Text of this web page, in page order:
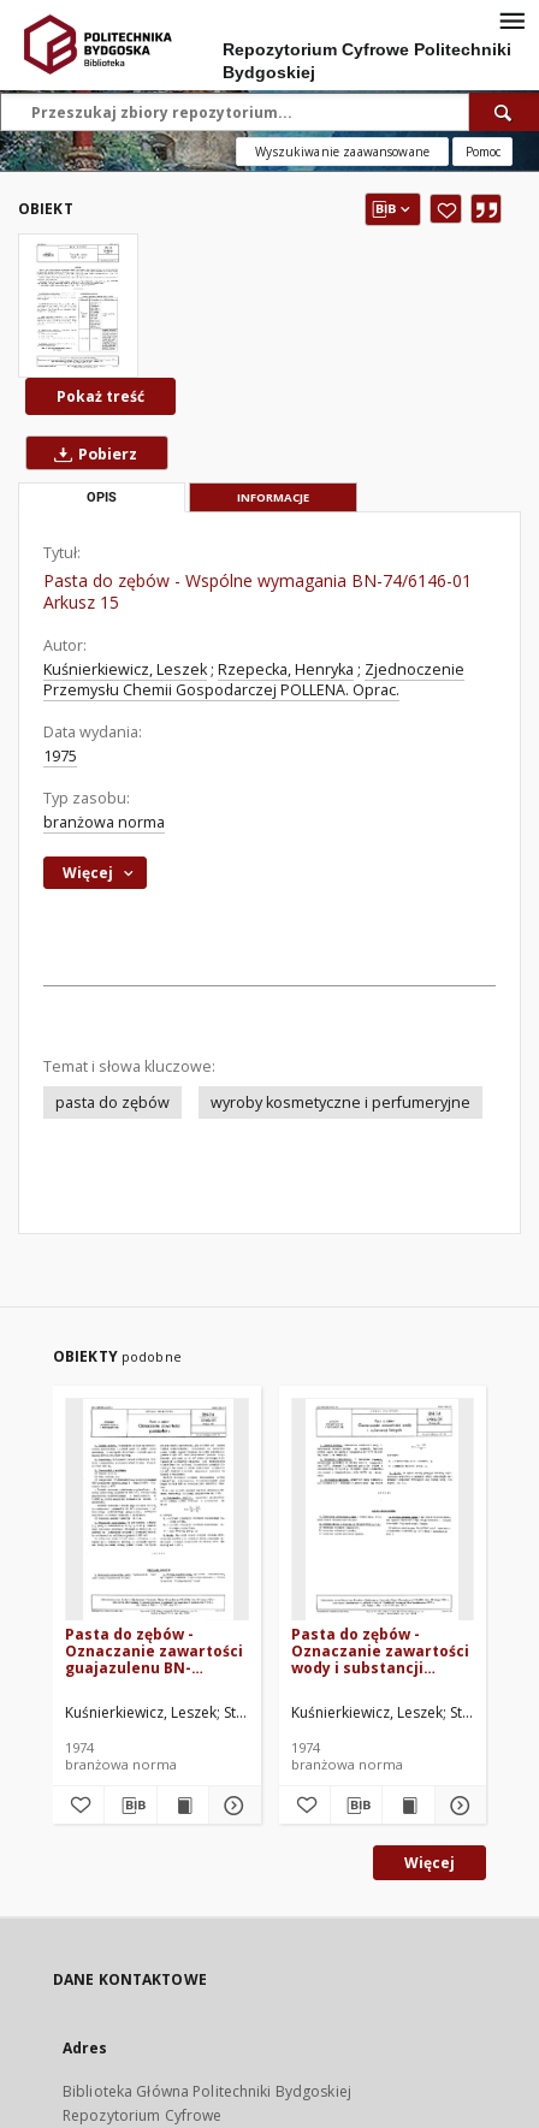
Repozytorium Cyfrowe Politechniki
Bydgoskiej
Wyszukiwanie zaawansowane Pomoc
OBIEKT
Pokaż treść
Pobierz
OPIS INFORMACJE
Tytuł:
Pasta do zębów - Wspólne wymagania BN-74/6146-01
Arkusz 15
Autor:
Kuśnierkiewicz, Leszek ; Rzepecka, Henryka ; Zjednoczenie
Przemysłu Chemii Gospodarczej POLLENA. Oprac.
Data wydania:
1975
Typ zasobu:
branżowa norma
Więcej
Temat i słowa kluczowe:
pasta do zębów
wyroby kosmetyczne i perfumeryjne
OBIEKTY podobne
Pasta do zębów -
Oznaczanie zawartości
guajazulenu BN-
Kuśnierkiewicz, Leszek Stachowiak, Zygmunt Żarnowska, Alicja
1974
branżowa norma
Pasta do zębów -
Oznaczanie zawartości
wody i substancji
Arkusz 05
Kuśnierkiewicz, Leszek Stachowiak,
1974
branżowa norma
Więcej
DANE KONTAKTOWE
Adres
Biblioteka Główna Politechniki Bydgoskiej
Repozytorium Cyfrowe